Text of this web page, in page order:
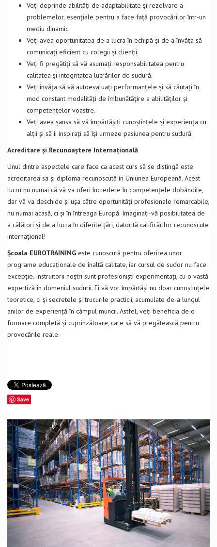
Veți deprinde abilități de adaptabilitate și rezolvare a
problemelor, esențiale pentru a face față provocărilor într-un
mediu dinamic.
Veți avea oportunitatea de a lucra în echipă și de a învăța să
comunicați eficient cu colegii și clienții.
Veți fi pregătiți să vă asumați responsabilitatea pentru
calitatea și integritatea lucrărilor de sudură.
Veți învăța să vă autoevaluați performanțele și să căutați în
mod constant modalități de îmbunătățire a abilităților și
competențelor voastre.
Veți avea șansa să vă împărtășiți cunoștințele și experiența cu
alții și să îi inspirați să își urmeze pasiunea pentru sudură.
Acreditare și Recunoaștere Internațională
Unul dintre aspectele care face ca acest curs să se distingă este
acreditarea sa și diploma recunoscută în Uniunea Europeană. Acest
lucru nu numai că vă va oferi încredere în competențele dobândite,
dar vă va deschide și ușa către oportunități profesionale remarcabile,
nu numai acasă, ci și în întreaga Europă. Imaginați-vă posibilitatea de
a călători și de a lucra în diferite țări, datorită calificărilor recunoscute
internațional!
Școala EUROTRAINING este cunoscută pentru oferirea unor
programe educaționale de înaltă calitate, iar cursul de sudor nu face
excepție. Instruitorii noștri sunt profesioniști experimentați, cu o vastă
expertiză în domeniul sudurii. Ei vă vor împărtăși nu doar cunoștințele
teoretice, ci și secretele și trucurile practicii, acumulate de-a lungul
anilor de experiență în câmpul muncii. Astfel, veți beneficia de o
formare completă și cuprinzătoare, care să vă pregătească pentru
provocările reale.
Save